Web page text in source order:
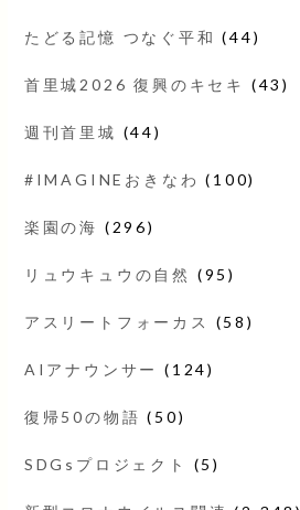
たどる記憶 つなぐ平和 (44)
首里城2026 復興のキセキ (43)
週刊首里城 (44)
#IMAGINEおきなわ (100)
楽園の海 (296)
リュウキュウの自然 (95)
アスリートフォーカス (58)
AIアナウンサー (124)
復帰50の物語 (50)
SDGsプロジェクト (5)